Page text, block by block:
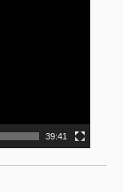
39:41